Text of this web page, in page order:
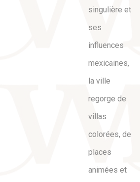
singulière et
ses
influences
mexicaines,
la ville
regorge de
villas
colorées, de
places
animées et